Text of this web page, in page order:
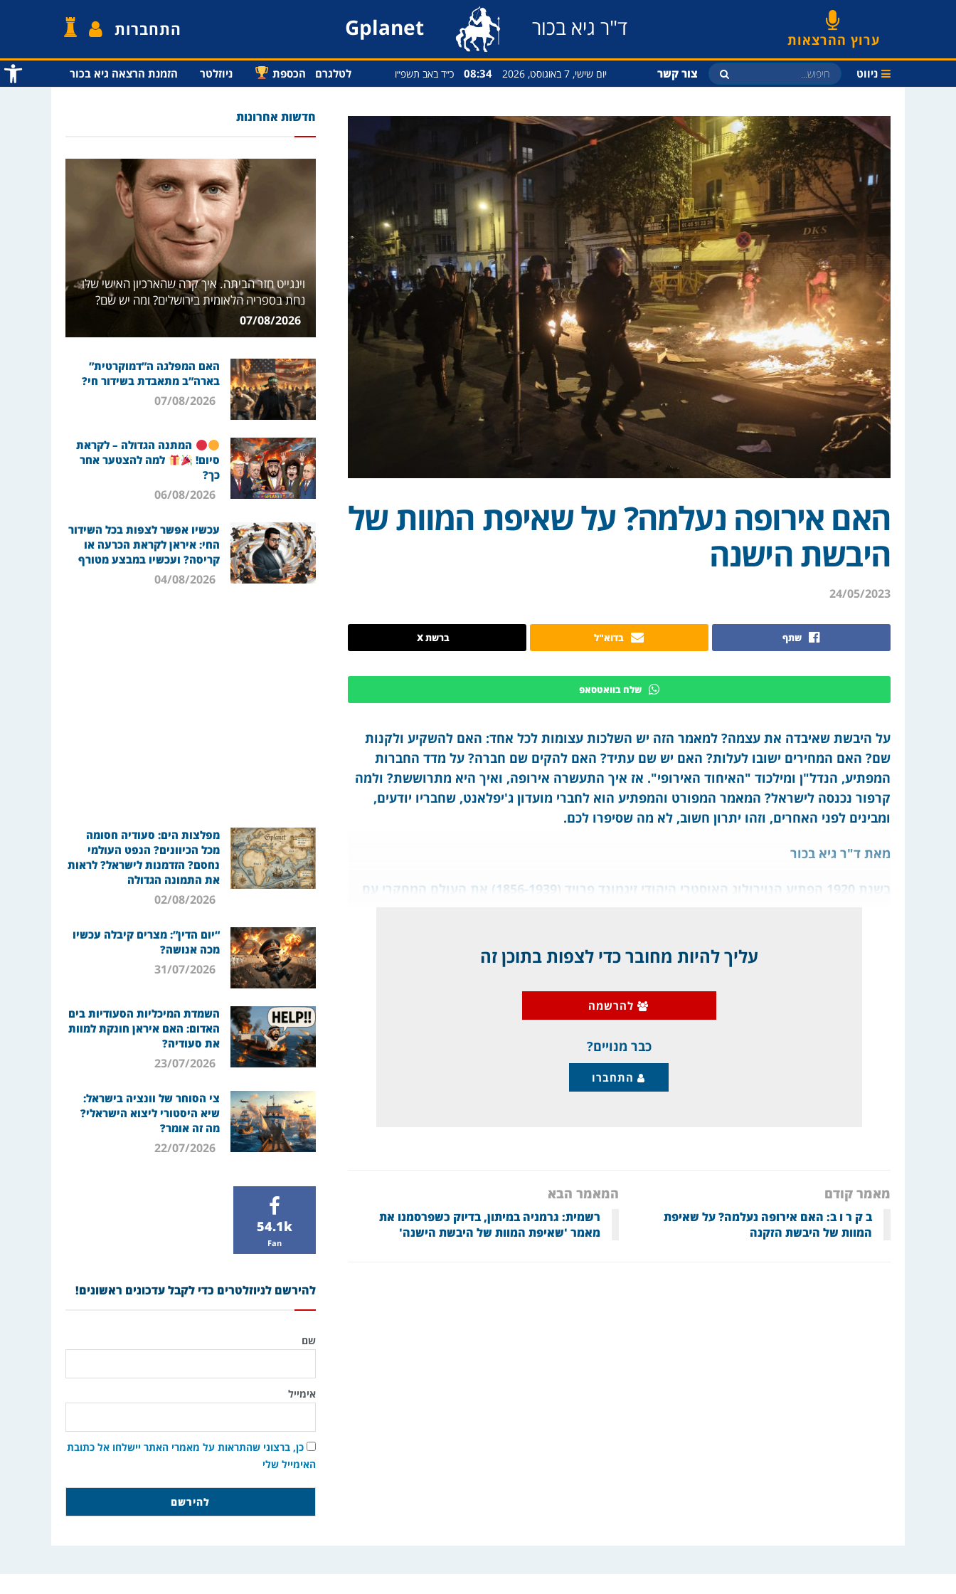
פתח
ערוץ ההרצאות ד"ר גיא בכור Gplanet התחברות
ניווט צור קשר יום שישי, 7 באוגוסט, 2026 08:34 כ״ד באב תשפ״ו לטלגרם הכספת ניוזלטר הזמנת הרצאה גיא בכור
האם אירופה נעלמה? על שאיפת המוות של
היבשת הישנה
24/05/2023
שתף בדוא"ל ברשת X
שלח בוואטסאפ
על היבשת שאיבדה את עצמה? למאמר הזה יש השלכות עצומות לכל אחד: האם להשקיע ולקנות
שם? האם המחירים ישובו לעלות? האם יש שם עתיד? האם להקים שם חברה? על מדד החברות
המפתיע, הנדל"ן ומילכוד "האיחוד האירופי". אז איך התעשרה אירופה, ואיך היא מתרוששת? ולמה
קרפור נכנסה לישראל? המאמר המפורט והמפתיע הוא לחברי מועדון ג'יפלאנט, שחבריו יודעים,
ומבינים לפני האחרים, וזהו יתרון חשוב, לא מה שסיפרו לכם.
מאת ד"ר גיא בכור
בשנת 1920 הפתיע הנוירולוג האוסטרי היהודי זיגמונד פרויד (1856-1939) את העולם המחקרי עם
עליך להיות מחובר כדי לצפות בתוכן זה
להרשמה
כבר מנויים?
התחברו
מאמר קודם
ב ק ר ו ב: האם אירופה נעלמה? על שאיפת
המוות של היבשת הזקנה
המאמר הבא
רשמית: גרמניה במיתון, בדיוק כשפרסמנו את
מאמר 'שאיפת המוות של היבשת הישנה'
חדשות אחרונות
וינגייט חזר הביתה. איך קרה שהארכיון האישי שלו
נחת בספריה הלאומית בירושלים? ומה יש שם?
07/08/2026
האם המפלגה ה”דמוקרטית”
בארה”ב מתאבדת בשידור חי?
07/08/2026
המתנה הגדולה – לקראת
סיום!
למה להצטער אחר
כך?
06/08/2026
עכשיו אפשר לצפות בכל השידור
החי: איראן לקראת הכרעה או
קריסה? ועכשיו במבצע מטורף
04/08/2026
מפלצות הים: סעודיה חסומה
מכל הכיוונים? הנפט העולמי
נחסם? הזדמנות לישראל? לראות
את התמונה הגדולה
02/08/2026
“יום הדין”: מצרים קיבלה עכשיו
מכה אנושה?
31/07/2026
השמדת המיכליות הסעודיות בים
האדום: האם איראן חונקת למוות
את סעודיה?
23/07/2026
צי הסוחר של וונציה בישראל:
שיא היסטורי ליצוא הישראלי?
מה זה אומר?
22/07/2026
54.1k
Fan
להירשם לניוזלטרים כדי לקבל עדכונים ראשונים!
שם
אימייל
כן, ברצוני שהתראות על מאמרי האתר יישלחו אל כתובת
האימייל שלי